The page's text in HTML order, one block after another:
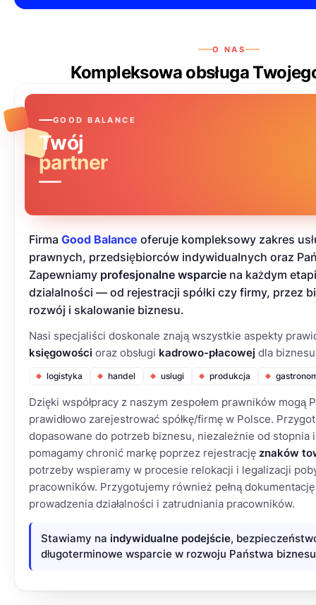
O NAS
Kompleksowa obsługa
GOOD BALANCE
Twój
partner
Firma Good Balance oferuje kompleksowy zakres
prawnych, przedsiębiorców indywidualnych oraz
Zapewniamy profesjonalne wsparcie na każdym
działalności — od rejestracji spółki czy firmy, przez
rozwój i skalowanie biznesu.
Nasi specjaliści doskonale znają wszystkie aspekty
księgowości oraz obsługi kadrowo-płacowej dla
logistyka handel usługi produkcja
Dzięki współpracy z naszym zespołem prawników mogą
prawidłowo zarejestrować spółkę/firmę w Polsce.
dopasowane do potrzeb biznesu, niezależnie od stopnia
pomagamy chronić markę poprzez rejestrację znaków
potrzeby wspieramy w procesie relokacji i legalizacji
pracowników. Przygotujemy również pełną
prowadzenia działalności i zatrudniania pracowników.
Stawiamy na indywidualne podejście,
długoterminowe wsparcie w rozwoju Państwa